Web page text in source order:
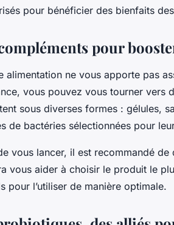
pour bénéficier des bienfaits
pour
alimentation ne vous apporte pas
vous pouvez vous tourner vers
sous diverses formes : gélules,
de bactéries sélectionnées pour
vous lancer, il est recommandé
vous aider à choisir le produit le
pour l’utiliser de manière optimale.